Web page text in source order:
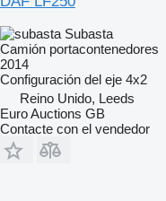
Subasta
Camión portacontenedores
2014
Configuración del eje 4x2
Reino Unido, Leeds
Euro Auctions GB
Contacte con el vendedor